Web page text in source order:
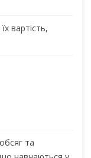
вартість,
та